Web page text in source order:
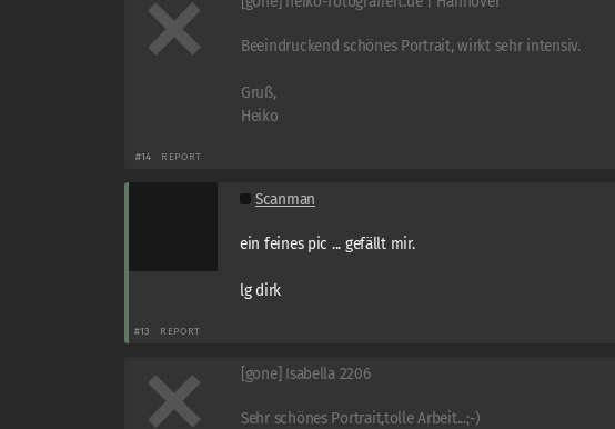
Beeindruckend schönes Portrait, wirkt sehr intensiv.
Gruß,
Heiko
#14 REPORT
Scanman
ein feines pic ... gefällt mir.
lg dirk
#13 REPORT
[gone] Isabella 2206
Sehr schönes Portrait,tolle Arbeit...;-)